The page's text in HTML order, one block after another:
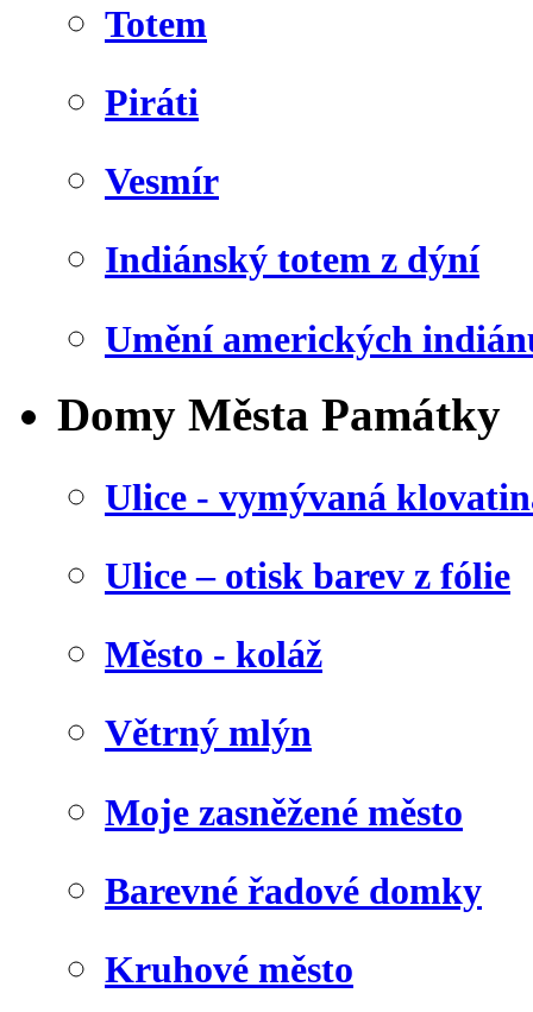
Totem
Piráti
Vesmír
Indiánský totem z dýní
Umění amerických
Domy Města Památky
Ulice - vymývaná
Ulice – otisk barev z fólie
Město - koláž
Větrný mlýn
Moje zasněžené město
Barevné řadové domky
Kruhové město